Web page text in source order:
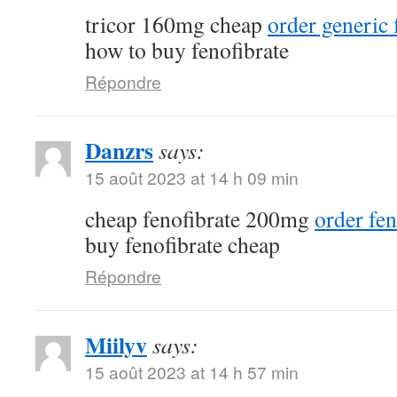
tricor 160mg cheap order generic
how to buy fenofibrate
Répondre
Danzrssays:
15 août 2023 at 14 h 09 min
cheap fenofibrate 200mg order
buy fenofibrate cheap
Répondre
Miilyvsays:
15 août 2023 at 14 h 57 min